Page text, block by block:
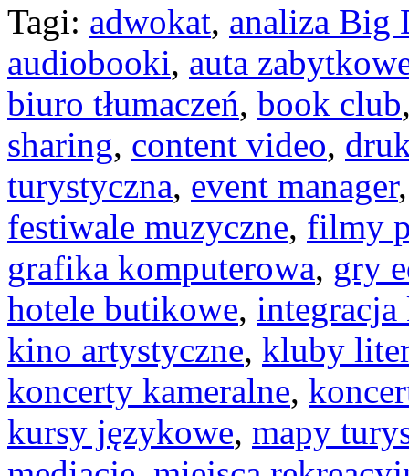
Tagi: adwokat, analiza Big
audiobooki, auta
biuro tłumaczeń, book club
sharing, content video,
turystyczna, event manager
festiwale muzyczne, filmy
grafika komputerowa, gry
hotele butikowe,
kino artystyczne, kluby
koncerty kameralne,
kursy językowe, mapy